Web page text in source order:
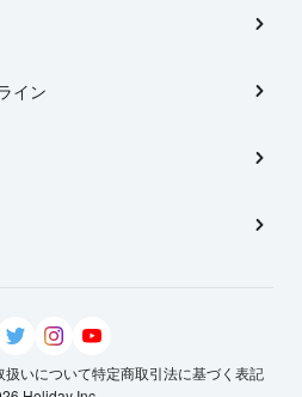
イン
扱いについて特定商取引法に基づく表記